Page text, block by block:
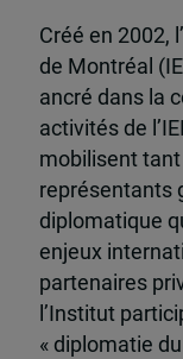
Créé en 2002,
de Montréal
ancré dans la
activités de
mobilisent
représentants
diplomatique
enjeux
partenaires
l’Institut
« diplomatie